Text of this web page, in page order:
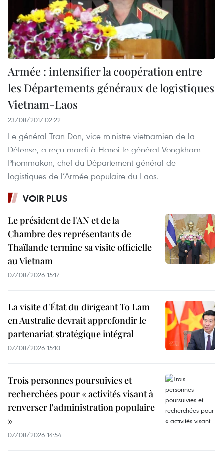
Armée : intensifier la coopération entre
les Départements généraux de logistiques
Vietnam-Laos
23/08/2017 02:22
Le général Tran Don, vice-ministre vietnamien de la
Défense, a reçu mardi à Hanoi le général Vongkham
Phommakon, chef du Département général de
logistiques de l’Armée populaire du Laos.
VOIR PLUS
Le président de l'AN et de la
Chambre des représentants de
Thaïlande termine sa visite officielle
au Vietnam
07/08/2026 15:17
La visite d'État du dirigeant To Lam
en Australie devrait approfondir le
partenariat stratégique intégral
07/08/2026 15:10
Trois personnes poursuivies et
recherchées pour « activités visant à
renverser l'administration populaire
»
07/08/2026 14:54